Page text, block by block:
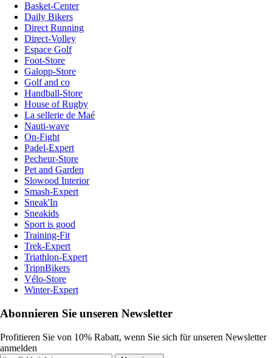
Basket-Center
Daily Bikers
Direct Running
Direct-Volley
Espace Golf
Foot-Store
Galopp-Store
Golf and co
Handball-Store
House of Rugby
La sellerie de Maé
Nauti-wave
On-Fight
Padel-Expert
Pecheur-Store
Pet and Garden
Slowood Interior
Smash-Expert
Sneak'In
Sneakids
Sport is good
Training-Fit
Trek-Expert
Triathlon-Expert
TripnBikers
Vélo-Store
Winter-Expert
Abonnieren Sie unseren Newsletter
Profitieren Sie von 10% Rabatt, wenn Sie sich für unseren Newsletter
anmelden